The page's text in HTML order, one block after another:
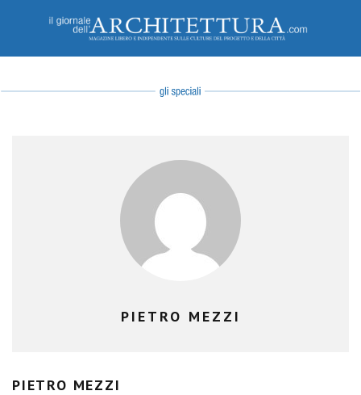
PIETRO MEZZI
PIETRO MEZZI